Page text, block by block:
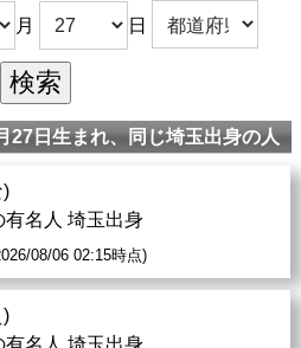
月 日
27日生まれ、同じ埼玉出身の人
)
名人 埼玉出身
08/06 02:15時点)
)
名人 埼玉出身